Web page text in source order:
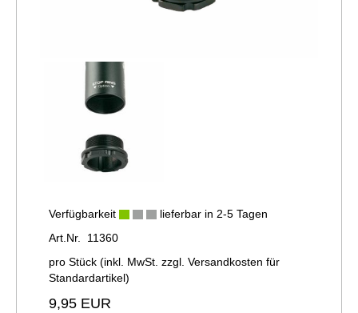
Verfügbarkeit
lieferbar in 2-5 Tagen
Art.Nr. 11360
pro Stück (inkl. MwSt. zzgl. Versandkosten für
Standardartikel)
9,95 EUR